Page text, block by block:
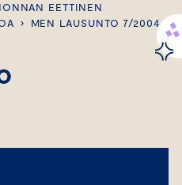
EETTINEN
› MEN LAUSUNTO 7/2004